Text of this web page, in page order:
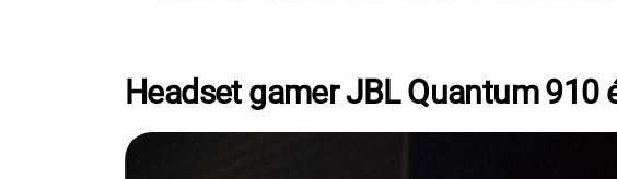
Headset gamer JBL Quantum 910